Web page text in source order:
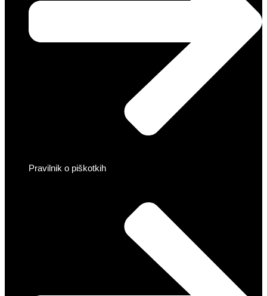
Pravilnik o piškotkih